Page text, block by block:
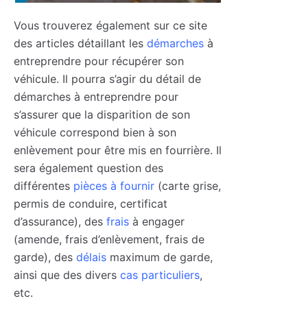
Vous trouverez également sur ce site
des articles détaillant les démarches à
entreprendre pour récupérer son
véhicule. Il pourra s’agir du détail de
démarches à entreprendre pour
s’assurer que la disparition de son
véhicule correspond bien à son
enlèvement pour être mis en fourrière. Il
sera également question des
différentes pièces à fournir (carte grise,
permis de conduire, certificat
d’assurance), des frais à engager
(amende, frais d’enlèvement, frais de
garde), des délais maximum de garde,
ainsi que des divers cas particuliers,
etc.